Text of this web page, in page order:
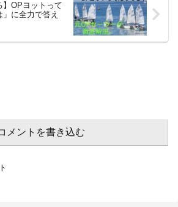
】OPヨットって
に全力で答え
メントを書き込む